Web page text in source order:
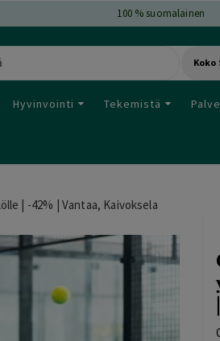
100 % suomalainen
Koko
Hyvinvointi Tekemistä
| -42% | Vantaa, Kaivoksela